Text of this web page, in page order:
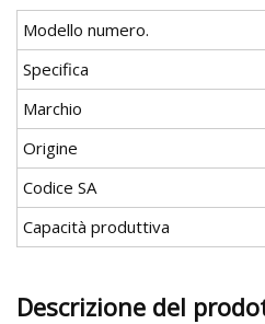
Modello numero.
Specifica
Marchio
Origine
Codice SA
Capacità produttiva
Descrizione del